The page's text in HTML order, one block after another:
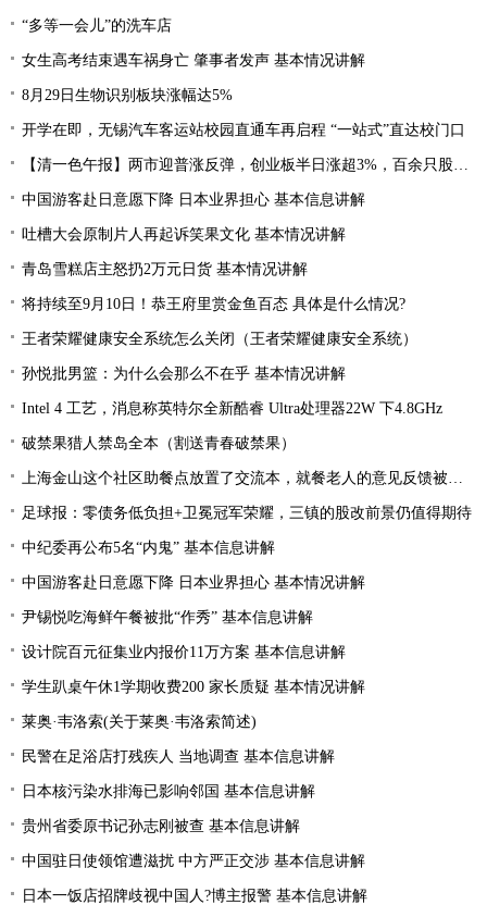
“多等一会儿”的洗车店
女生高考结束遇车祸身亡 肇事者发声 基本情况讲解
8月29日生物识别板块涨幅达5%
开学在即，无锡汽车客运站校园直通车再启程 “一站式”直达校门口
【清一色午报】两市迎普涨反弹，创业板半日涨超3%，百余只股涨停或涨超10%
中国游客赴日意愿下降 日本业界担心 基本信息讲解
吐槽大会原制片人再起诉笑果文化 基本情况讲解
青岛雪糕店主怒扔2万元日货 基本情况讲解
将持续至9月10日！恭王府里赏金鱼百态 具体是什么情况?
王者荣耀健康安全系统怎么关闭（王者荣耀健康安全系统）
孙悦批男篮：为什么会那么不在乎 基本情况讲解
Intel 4 工艺，消息称英特尔全新酷睿 Ultra处理器22W 下4.8GHz
破禁果猎人禁岛全本（割送青春破禁果）
上海金山这个社区助餐点放置了交流本，就餐老人的意见反馈被采纳
足球报：零债务低负担+卫冕冠军荣耀，三镇的股改前景仍值得期待
中纪委再公布5名“内鬼” 基本信息讲解
中国游客赴日意愿下降 日本业界担心 基本情况讲解
尹锡悦吃海鲜午餐被批“作秀” 基本信息讲解
设计院百元征集业内报价11万方案 基本信息讲解
学生趴桌午休1学期收费200 家长质疑 基本情况讲解
莱奥·韦洛索(关于莱奥·韦洛索简述)
民警在足浴店打残疾人 当地调查 基本信息讲解
日本核污染水排海已影响邻国 基本信息讲解
贵州省委原书记孙志刚被查 基本信息讲解
中国驻日使领馆遭滋扰 中方严正交涉 基本信息讲解
日本一饭店招牌歧视中国人?博主报警 基本信息讲解